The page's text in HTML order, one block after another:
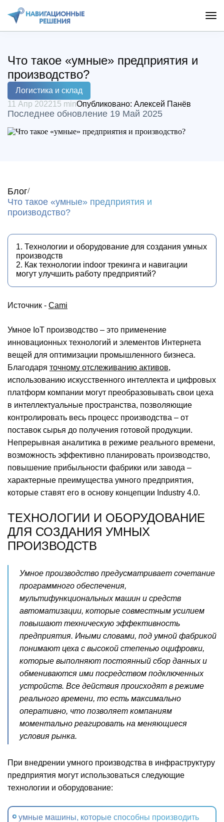
Логистика и склад
11 Апр 202215 minОпубликовано: Алексей Панёв
Последнее обновление 19 Май 2025
Что такое «умные» предприятия и
производство?
Блог
Что такое «умные» предприятия и
производство?
1. Технологии и оборудование для создания умных
производств
2. Как технологии indoor трекинга и навигации
могут улучшить работу предприятий?
Источник - Cami
Умное IoT производство – это применение
инновационных технологий и элементов Интернета
вещей для оптимизации промышленного бизнеса.
Благодаря точному отслеживанию активов,
использованию искусственного интеллекта и цифровых
платформ компании могут преобразовывать свои цеха
в интеллектуальные пространства, позволяющие
контролировать весь процесс производства – от
поставок сырья до получения готовой продукции.
Непрерывная аналитика в режиме реального времени,
возможность эффективно планировать производство,
повышение прибыльности фабрики или завода –
характерные преимущества умного предприятия,
которые ставят его в основу концепции Industry 4.0.
ТЕХНОЛОГИИ И ОБОРУДОВАНИЕ
ДЛЯ СОЗДАНИЯ УМНЫХ
ПРОИЗВОДСТВ
Умное производство предусматривает сочетание
программного обеспечения,
мультифункциональных машин и средств
автоматизации, которые совместным усилием
повышают техническую эффективность
предприятия. Иными словами, под умной фабрикой
понимают цеха с высокой степенью оцифровки,
которые выполняют постоянный сбор данных и
обмениваются ими посредством подключенных
устройств. Все действия происходят в режиме
реального времени, то есть максимально
оперативно, что позволяет компаниям
моментально реагировать на меняющиеся
условия рынка.
При внедрении умного производства в инфраструктуру
предприятия могут использоваться следующие
технологии и оборудование:
умные машины, которые способны производить